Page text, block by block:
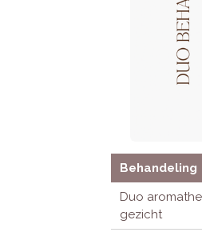
Behandeling
Duo
gezicht